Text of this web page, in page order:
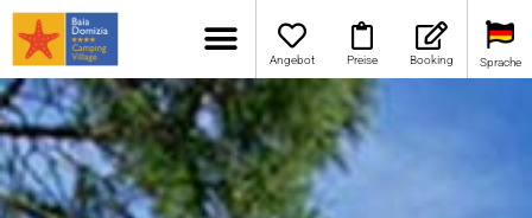
Angebot Preise Booking Sprache